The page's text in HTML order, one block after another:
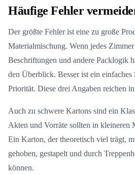
Häufige Fehler
Der größte Fehler ist eine zu große
Materialmischung. Wenn jedes
Beschriftungen und andere Packlogik
den Überblick. Besser ist ein einfaches
Priorität. Diese drei Angaben reichen
Auch zu schwere Kartons sind ein
Akten und Vorräte sollten in kleineren
Ein Karton, der theoretisch viel trägt,
gehoben, gestapelt und durch
können.